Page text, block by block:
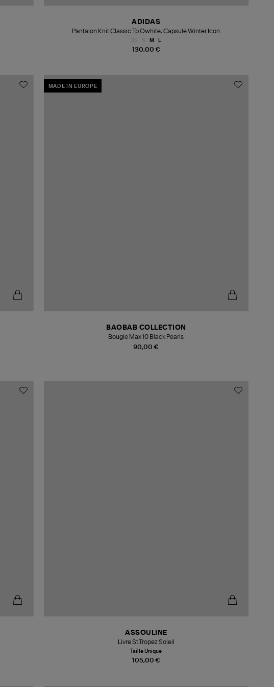
130,00 €
ADIDAS
Pantalon Knit Classic Tp Owhite, Capsule Winter Icon
M
MADE IN EUROPE
90,00 €
BAOBAB COLLECTION
Bougie Max 10 Black Pearls
105,00 €
ASSOULINE
Livre St.Tropez Soleil
Taille Unique